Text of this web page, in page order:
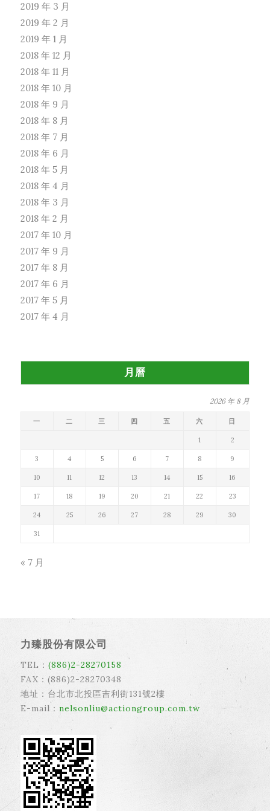
2019 年 3 月
2019 年 2 月
2019 年 1 月
2018 年 12 月
2018 年 11 月
2018 年 10 月
2018 年 9 月
2018 年 8 月
2018 年 7 月
2018 年 6 月
2018 年 5 月
2018 年 4 月
2018 年 3 月
2018 年 2 月
2017 年 10 月
2017 年 9 月
2017 年 8 月
2017 年 6 月
2017 年 5 月
2017 年 4 月
月曆
2026 年 8 月
一 二 三 四 五 六 日
1 2
3 4 5 6 7 8 9
10 11 12 13 14 15 16
17 18 19 20 21 22 23
24 25 26 27 28 29 30
31
« 7 月
力臻股份有限公司
TEL： (886)2-28270158
FAX：(886)2-28270348
地址：台北市北投區吉利街131號2樓
E-mail： nelsonliu@actiongroup.com.tw